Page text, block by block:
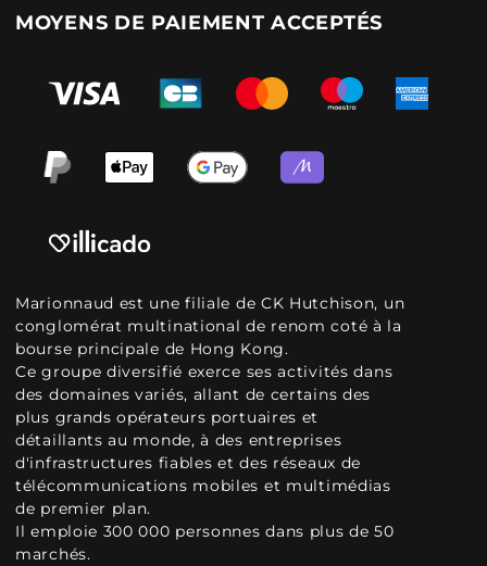
MOYENS DE PAIEMENT ACCEPTÉS
Marionnaud est une filiale de CK Hutchison, un
conglomérat multinational de renom coté à la
bourse principale de Hong Kong.
Ce groupe diversifié exerce ses activités dans
des domaines variés, allant de certains des
plus grands opérateurs portuaires et
détaillants au monde, à des entreprises
d'infrastructures fiables et des réseaux de
télécommunications mobiles et multimédias
de premier plan.
Il emploie 300 000 personnes dans plus de 50
marchés.